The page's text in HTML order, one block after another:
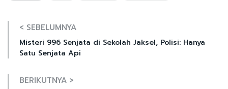
< SEBELUMNYA
Misteri 996 Senjata di Sekolah Jaksel, Polisi: Hanya
Satu Senjata Api
BERIKUTNYA >